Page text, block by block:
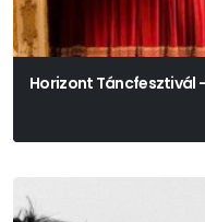
Horizont Táncfesztivál